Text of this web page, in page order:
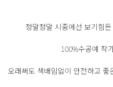
정말정말 시중에선 보기힘
100%수공예 작
오래써도 색배임없이 안전하고